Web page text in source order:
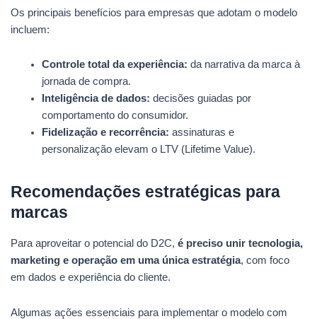
Os principais benefícios para empresas que adotam o modelo
incluem:
Controle total da experiência: da narrativa da marca à
jornada de compra.
Inteligência de dados: decisões guiadas por
comportamento do consumidor.
Fidelização e recorrência: assinaturas e
personalização elevam o LTV (Lifetime Value).
Recomendações estratégicas para
marcas
Para aproveitar o potencial do D2C, é preciso unir tecnologia,
marketing e operação em uma única estratégia, com foco
em dados e experiência do cliente.
Algumas ações essenciais para implementar o modelo com